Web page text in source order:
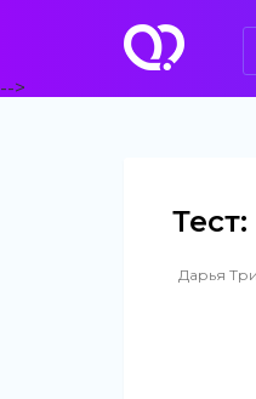
-->
Дарья